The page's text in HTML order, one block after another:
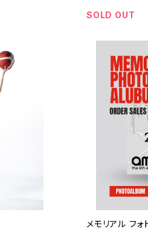
SOLD OUT
メモリアル フォ